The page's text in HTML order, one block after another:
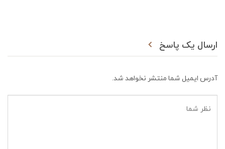
ارسال یک پاسخ
آدرس ایمیل شما منتشر نخواهد شد.